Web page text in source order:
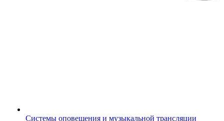
Системы оповещения и музыкальной трансляции